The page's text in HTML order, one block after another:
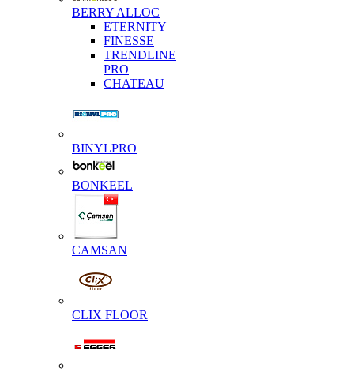
BERRY ALLOC
ETERNITY
FINESSE
TRENDLINE
PRO
CHATEAU
BINYLPRO
BONKEEL
CAMSAN
CLIX FLOOR